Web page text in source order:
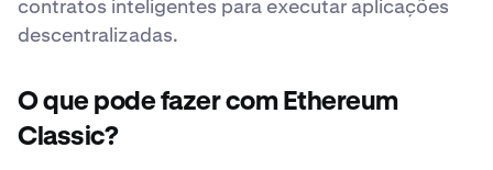
contratos inteligentes para executar aplicações
descentralizadas.
O que pode fazer com Ethereum
Classic?